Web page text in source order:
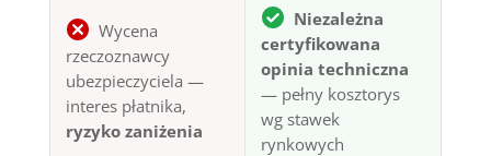
Wycena
rzeczoznawcy
ubezpieczyciela —
interes płatnika,
ryzyko zaniżenia
Niezależna
certyfikowana
opinia techniczna
— pełny kosztorys
wg stawek
rynkowych